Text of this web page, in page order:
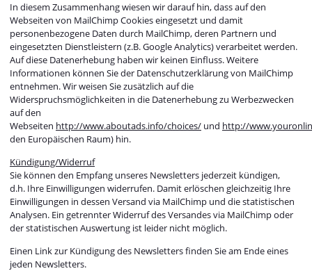
In diesem Zusammenhang wiesen wir darauf hin, dass auf den
Webseiten von MailChimp Cookies eingesetzt und damit
personenbezogene Daten durch MailChimp, deren Partnern und
eingesetzten Dienstleistern (z.B. Google Analytics) verarbeitet werden.
Auf diese Datenerhebung haben wir keinen Einfluss. Weitere
Informationen können Sie der Datenschutzerklärung von MailChimp
entnehmen. Wir weisen Sie zusätzlich auf die
Widerspruchsmöglichkeiten in die Datenerhebung zu Werbezwecken
auf den
Webseiten http://www.aboutads.info/choices/ und http://
den Europäischen Raum) hin.
Kündigung/Widerruf
Sie können den Empfang unseres Newsletters jederzeit kündigen,
d.h. Ihre Einwilligungen widerrufen. Damit erlöschen gleichzeitig Ihre
Einwilligungen in dessen Versand via MailChimp und die statistischen
Analysen. Ein getrennter Widerruf des Versandes via MailChimp oder
der statistischen Auswertung ist leider nicht möglich.
Einen Link zur Kündigung des Newsletters finden Sie am Ende eines
jeden Newsletters.